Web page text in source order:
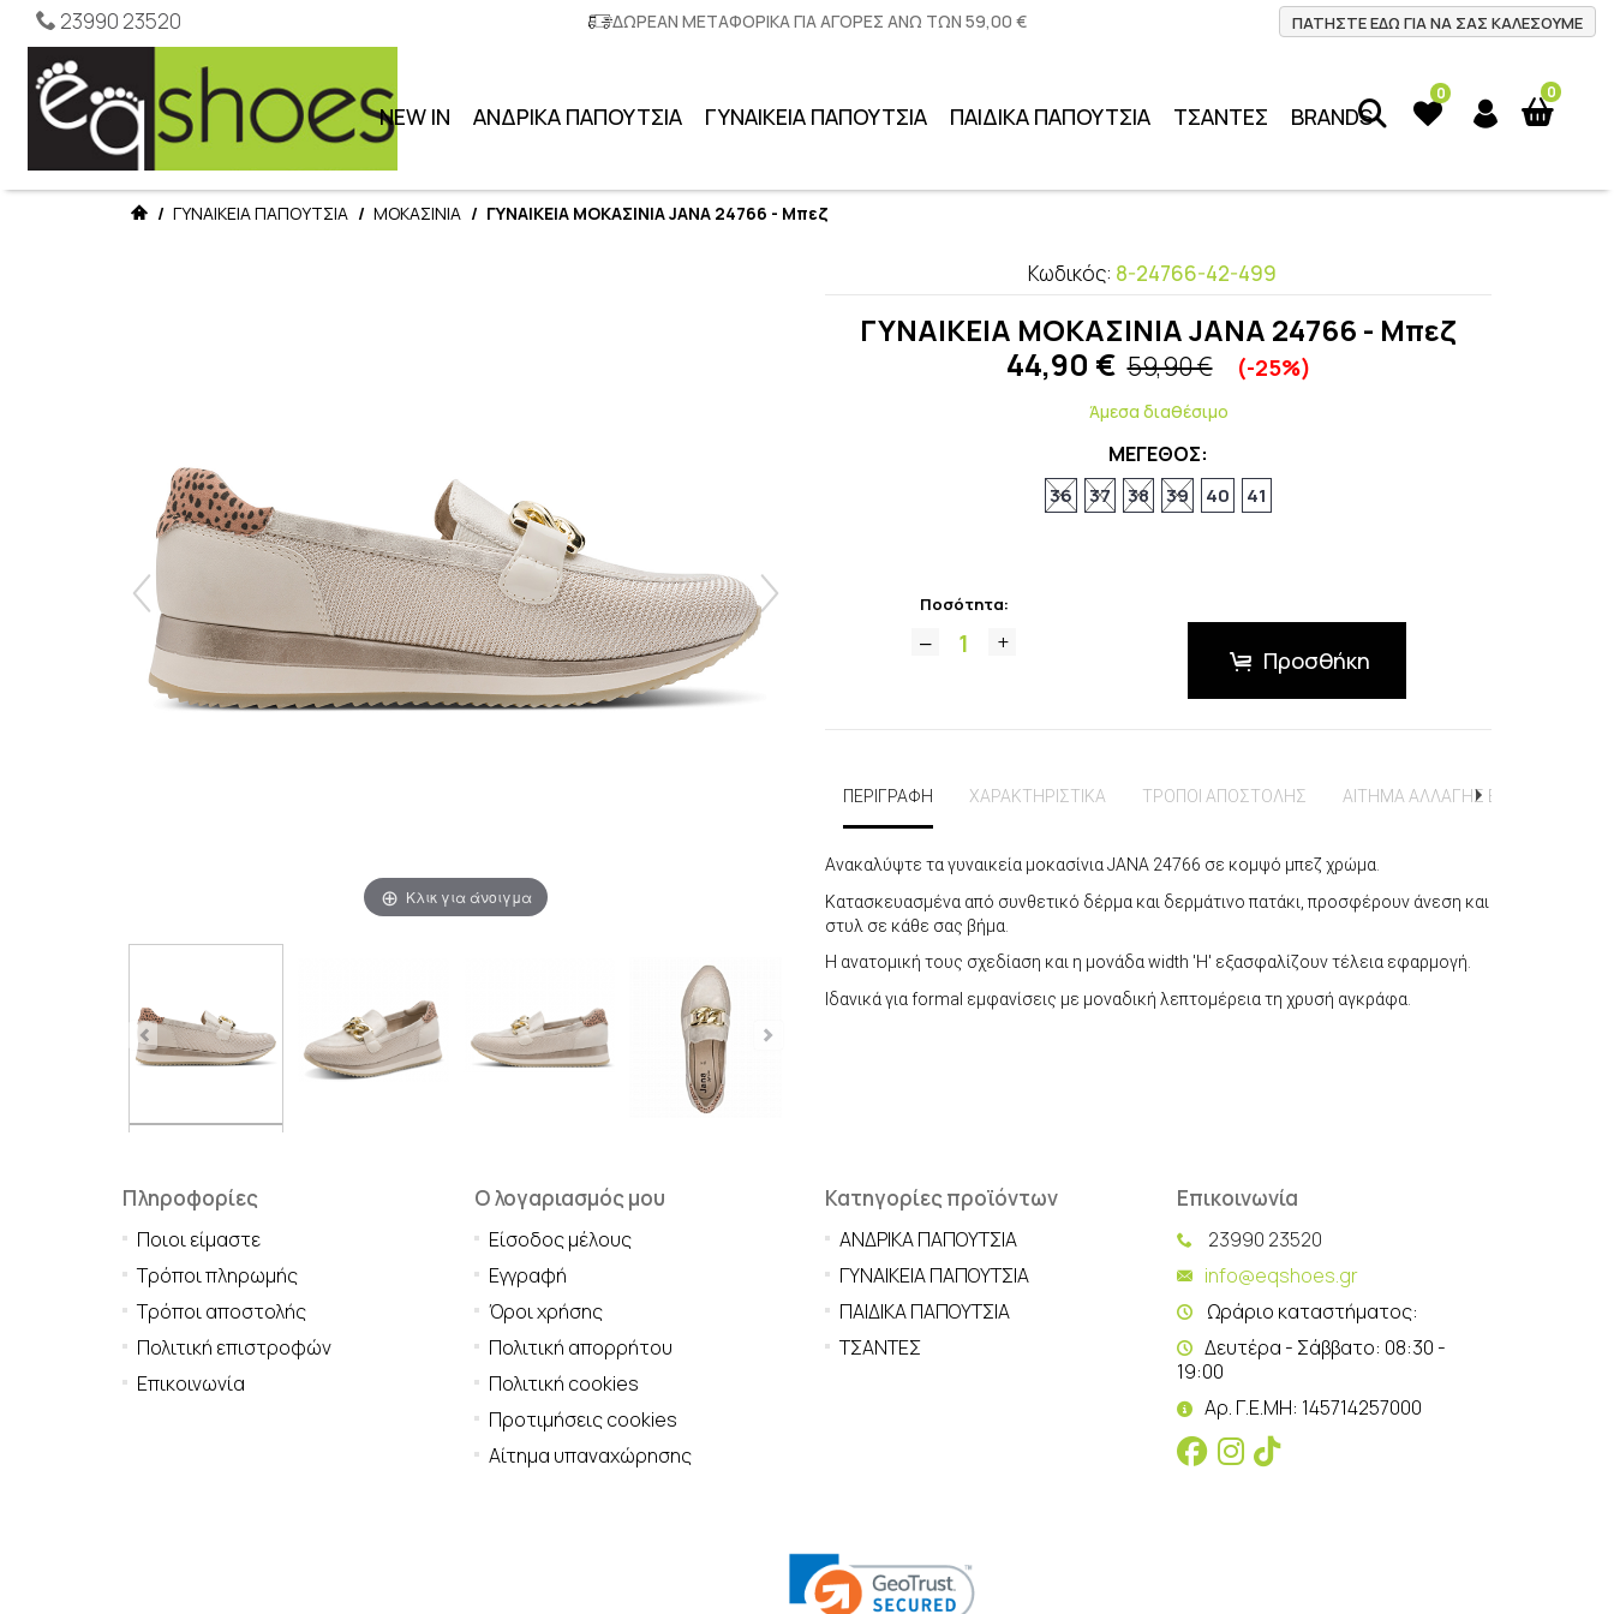
23990 23520 ΔΩΡΕΑΝ ΜΕΤΑΦΟΡΙΚΑ ΓΙΑ ΑΓΟΡΕΣ ΑΝΩ ΤΩΝ 59,00 € ΠΑΤΗΣΤΕ ΕΔΩ ΓΙΑ ΝΑ ΣΑΣ ΚΑΛΕΣΟΥΜΕ
0
0
NEW IN ΑΝΔΡΙΚΑ ΠΑΠΟΥΤΣΙΑ ΓΥΝΑΙΚΕΙΑ ΠΑΠΟΥΤΣΙΑ ΠΑΙΔΙΚΑ ΠΑΠΟΥΤΣΙΑ ΤΣΑΝΤΕΣ BRANDS
/ ΓΥΝΑΙΚΕΙΑ ΠΑΠΟΥΤΣΙΑ / ΜΟΚΑΣΙΝΙΑ / ΓΥΝΑΙΚΕΙΑ ΜΟΚΑΣΙΝΙΑ JANA 24766 - Μπεζ
Κλικ για άνοιγμα
Κωδικός: 8-24766-42-499
ΓΥΝΑΙΚΕΙΑ ΜΟΚΑΣΙΝΙΑ JANA 24766 - Μπεζ
44,90 €59,90 € (-25%)
Άμεσα διαθέσιμο
ΜΕΓΕΘΟΣ:
36 37 38 39 40 41
Ποσότητα:
Προσθήκη
ΠΕΡΙΓΡΑΦΗ ΧΑΡΑΚΤΗΡΙΣΤΙΚΑ ΤΡΟΠΟΙ ΑΠΟΣΤΟΛΗΣ ΑΙΤΗΜΑ ΑΛΛΑΓΗΣ ΕΠΙΣΤΡΟΦΗΣ
Ανακαλύψτε τα γυναικεία μοκασίνια JANA 24766 σε κομψό μπεζ χρώμα.
Κατασκευασμένα από συνθετικό δέρμα και δερμάτινο πατάκι, προσφέρουν άνεση και
στυλ σε κάθε σας βήμα.
Η ανατομική τους σχεδίαση και η μονάδα width 'H' εξασφαλίζουν τέλεια εφαρμογή.
Ιδανικά για formal εμφανίσεις με μοναδική λεπτομέρεια τη χρυσή αγκράφα.
Πληροφορίες
Ποιοι είμαστε
Τρόποι πληρωμής
Τρόποι αποστολής
Πολιτική επιστροφών
Επικοινωνία
Ο λογαριασμός μου
Είσοδος μέλους
Εγγραφή
Όροι χρήσης
Πολιτική απορρήτου
Πολιτική cookies
Προτιμήσεις cookies
Αίτημα υπαναχώρησης
Κατηγορίες προϊόντων
ΑΝΔΡΙΚΑ ΠΑΠΟΥΤΣΙΑ
ΓΥΝΑΙΚΕΙΑ ΠΑΠΟΥΤΣΙΑ
ΠΑΙΔΙΚΑ ΠΑΠΟΥΤΣΙΑ
ΤΣΑΝΤΕΣ
Επικοινωνία
23990 23520
info@eqshoes.gr
Ωράριο καταστήματος:
Δευτέρα - Σάββατο: 08:30 -
19:00
Αρ. Γ.Ε.ΜΗ: 145714257000